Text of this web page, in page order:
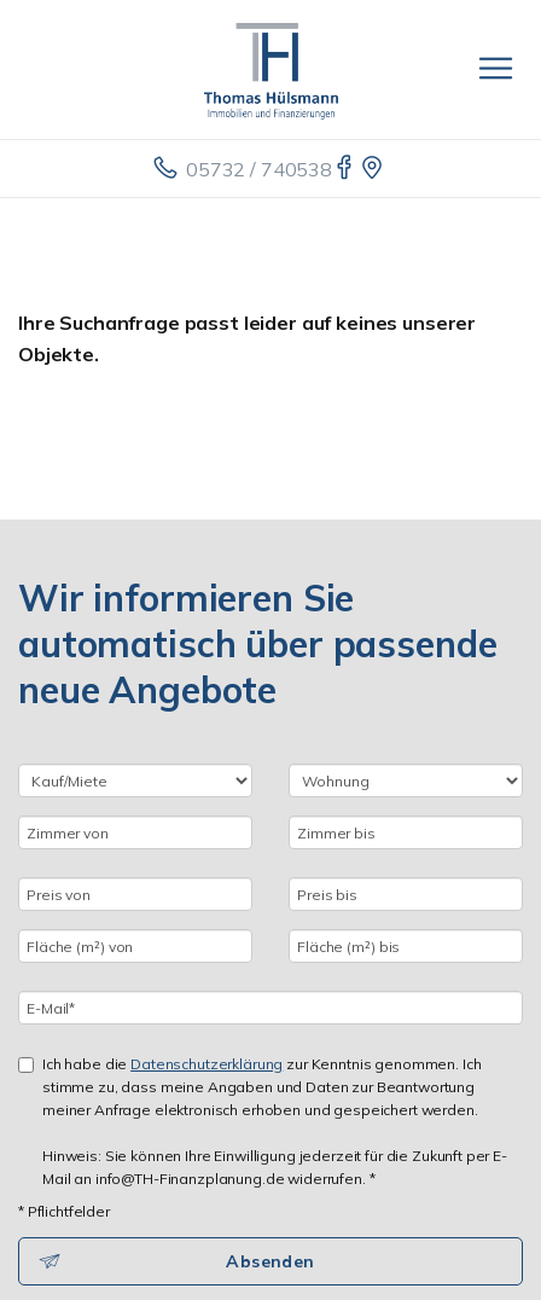
05732 / 740538
Ihre Suchanfrage passt leider auf keines unserer
Objekte.
Wir informieren Sie
automatisch über passende
neue Angebote
Ich habe die Datenschutzerklärung zur Kenntnis genommen. Ich
stimme zu, dass meine Angaben und Daten zur Beantwortung
meiner Anfrage elektronisch erhoben und gespeichert werden.
Hinweis: Sie können Ihre Einwilligung jederzeit für die Zukunft per E-
Mail an info@TH-Finanzplanung.de widerrufen. *
* Pflichtfelder
Absenden